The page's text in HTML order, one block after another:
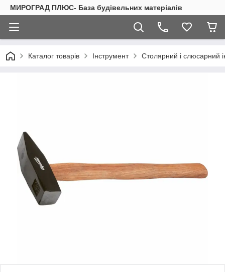
МИРОГРАД ПЛЮС- База будівельних матеріалів
Каталог товарів Інструмент Столярний і слюсарний